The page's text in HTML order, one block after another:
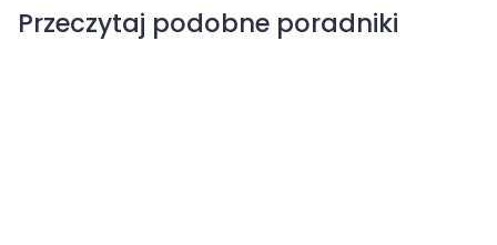
Przeczytaj podobne poradniki